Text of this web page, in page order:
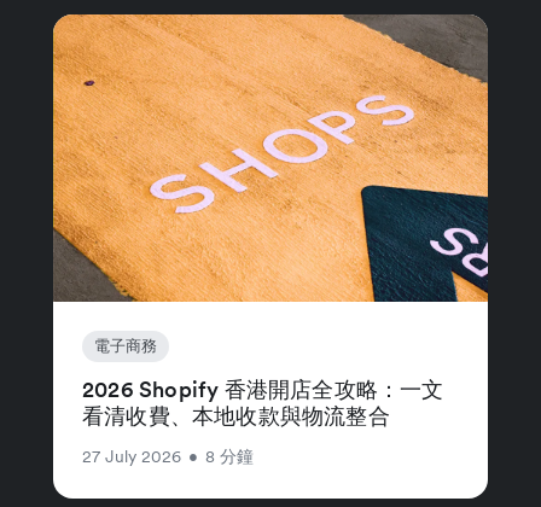
電子商務
2026 Shopify 香港開店全攻略：一文
看清收費、本地收款與物流整合
27 July 2026 • 8 分鐘